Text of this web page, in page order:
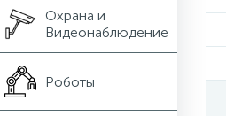
Охрана и
Видеонаблюдение
Роботы